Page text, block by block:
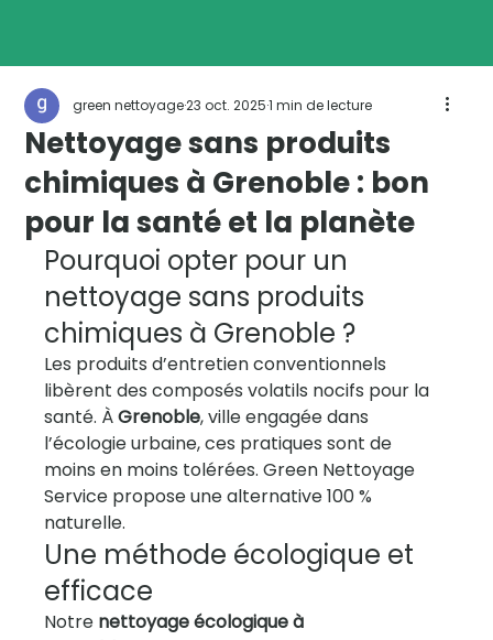
Nettoyage sans produits
chimiques à Grenoble : bon
pour la santé et la planète
green nettoyage23 oct. 20251 min de lecture
Pourquoi opter pour un
nettoyage sans produits
chimiques à Grenoble ?
Les produits d’entretien conventionnels
libèrent des composés volatils nocifs pour la
santé. À Grenoble, ville engagée dans
l’écologie urbaine, ces pratiques sont de
moins en moins tolérées. Green Nettoyage
Service propose une alternative 100 %
naturelle.
Une méthode écologique et
efficace
Notre nettoyage écologique à